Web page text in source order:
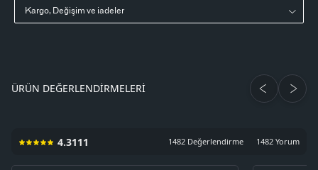
Kargo, Değişim ve iadeler
ÜRÜN DEĞERLENDIRMELERI
4.3111 1482 Değerlendirme 1482 Yorum